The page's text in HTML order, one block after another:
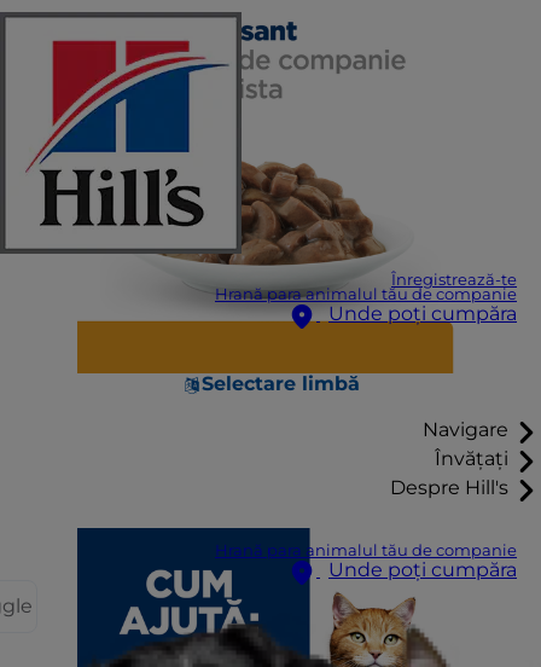
Înregistrează-te
Hrană para animalul tău de companie
Unde poți cumpăra
Selectare limbă
Navigare
Învățați
Despre Hill's
Hrană para animalul tău de companie
Unde poți cumpăra